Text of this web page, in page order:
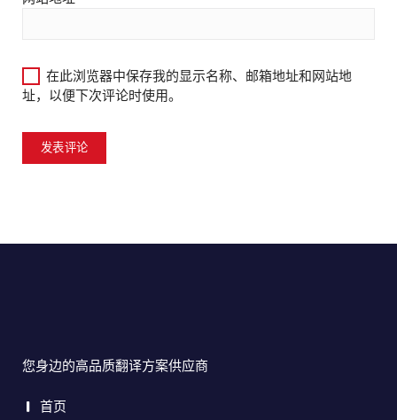
在此浏览器中保存我的显示名称、邮箱地址和网站地
址，以便下次评论时使用。
您身边的高品质翻译方案供应商
首页